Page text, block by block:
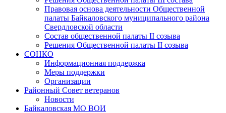
Правовая основа деятельности Общественной
палаты Байкаловского муниципального района
Свердловской области
Состав общественной палаты II созыва
Решения Общественной палаты II созыва
СОНКО
Информационная поддержка
Меры поддержки
Организации
Районный Совет ветеранов
Новости
Байкаловская МО ВОИ